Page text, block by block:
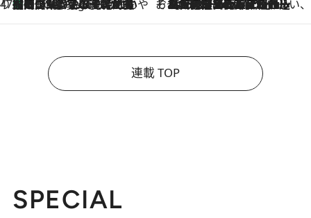
47都道府県の手みやげ ひんやりスイーツで夏を満喫
5 Hours Ago
【岡山県】この夏絶対食べたい 冷やしておいしいおやつ3選 フルーツが主役のプリンやアイスが勢揃い そおだよおこの関西おいしい、おやつ紀行
2026.8.9
［大阪府箕面市］一皿一皿目の前で仕上げられる、料理を巧みに組み込んだアシェットデセールコース「ミチル アシェット デセール（Michiru assiette dessert）」
連載 TOP
SPECIAL